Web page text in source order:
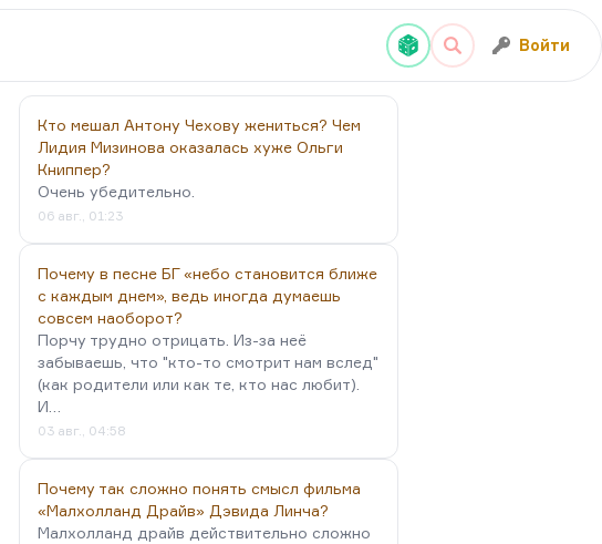
Войти
Кто мешал Антону Чехову жениться? Чем
Лидия Мизинова оказалась хуже Ольги
Книппер?
Очень убедительно.
06 авг., 01:23
Почему в песне БГ «небо становится ближе
с каждым днем», ведь иногда думаешь
совсем наоборот?
Порчу трудно отрицать. Из-за неё
забываешь, что "кто-то смотрит нам вслед"
(как родители или как те, кто нас любит).
И…
03 авг., 04:58
Почему так сложно понять смысл фильма
«Малхолланд Драйв» Дэвида Линча?
Малхолланд драйв действительно сложно